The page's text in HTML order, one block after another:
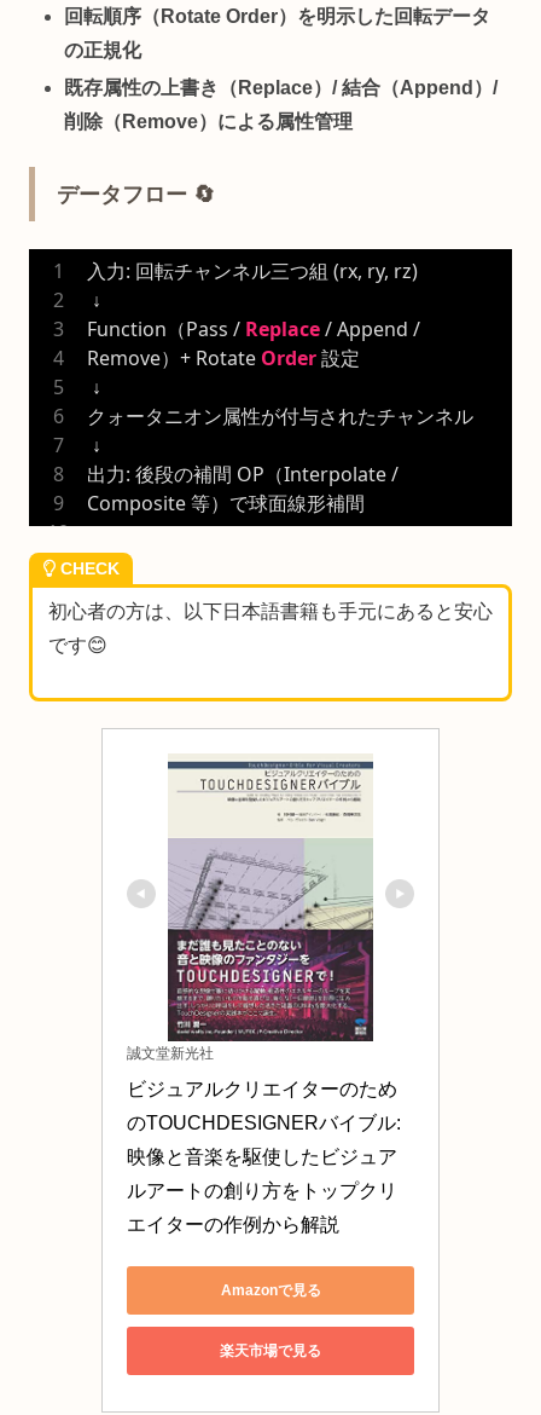
回転順序（Rotate Order）を明示した回転データ
の正規化
既存属性の上書き（Replace）/ 結合（Append）/
削除（Remove）による属性管理
データフロー 🔄
入力: 回転チャンネル三つ組 (rx, ry, rz)
↓
Function（Pass / Replace / Append /
Remove）+ Rotate Order 設定
↓
クォータニオン属性が付与されたチャンネル
↓
出力: 後段の補間 OP（Interpolate /
Composite 等）で球面線形補間
CHECK
初心者の方は、以下日本語書籍も手元にあると安心
です😊
誠文堂新光社
ビジュアルクリエイターのため
のTOUCHDESIGNERバイブル:
映像と音楽を駆使したビジュア
ルアートの創り方をトップクリ
エイターの作例から解説
Amazonで見る
楽天市場で見る